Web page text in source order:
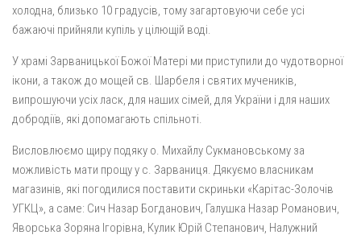
холодна, близько 10 градусів, тому загартовуючи себе усі
бажаючі прийняли купіль у цілющій воді.
У храмі Зарваницької Божої Матері ми приступили до чудотворної
ікони, а також до мощей св. Шарбеля і святих мучеників,
випрошуючи усіх ласк, для наших сімей, для України і для наших
добродіїв, які допомагають спільноті.
Висловлюємо щиру подяку о. Михайлу Сукмановському за
можливість мати прощу у с. Зарваниця. Дякуємо власникам
магазинів, які погодилися поставити скриньки «Карітас-Золочів
УГКЦ», а саме: Сич Назар Богданович, Галушка Назар Романович,
Яворська Зоряна Ігорівна, Кулик Юрій Степанович, Налужний